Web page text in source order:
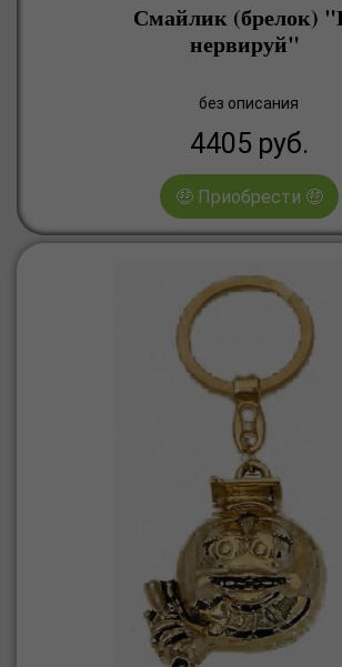
Смайлик (брелок)
нервируй"
без описания
4405 руб.
🤑 Приобрести 🤑